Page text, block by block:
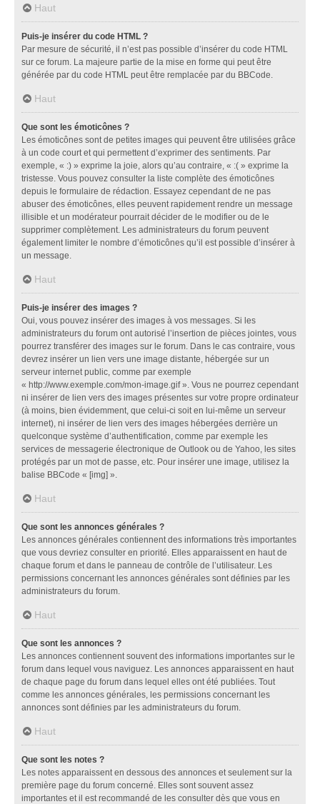
Haut
Puis-je insérer du code HTML ?
Par mesure de sécurité, il n’est pas possible d’insérer du code HTML
sur ce forum. La majeure partie de la mise en forme qui peut être
générée par du code HTML peut être remplacée par du BBCode.
Haut
Que sont les émoticônes ?
Les émoticônes sont de petites images qui peuvent être utilisées grâce
à un code court et qui permettent d’exprimer des sentiments. Par
exemple, « :) » exprime la joie, alors qu’au contraire, « :( » exprime la
tristesse. Vous pouvez consulter la liste complète des émoticônes
depuis le formulaire de rédaction. Essayez cependant de ne pas
abuser des émoticônes, elles peuvent rapidement rendre un message
illisible et un modérateur pourrait décider de le modifier ou de le
supprimer complètement. Les administrateurs du forum peuvent
également limiter le nombre d’émoticônes qu’il est possible d’insérer à
un message.
Haut
Puis-je insérer des images ?
Oui, vous pouvez insérer des images à vos messages. Si les
administrateurs du forum ont autorisé l’insertion de pièces jointes, vous
pourrez transférer des images sur le forum. Dans le cas contraire, vous
devrez insérer un lien vers une image distante, hébergée sur un
serveur internet public, comme par exemple
« http://www.exemple.com/mon-image.gif ». Vous ne pourrez cependant
ni insérer de lien vers des images présentes sur votre propre ordinateur
(à moins, bien évidemment, que celui-ci soit en lui-même un serveur
internet), ni insérer de lien vers des images hébergées derrière un
quelconque système d’authentification, comme par exemple les
services de messagerie électronique de Outlook ou de Yahoo, les sites
protégés par un mot de passe, etc. Pour insérer une image, utilisez la
balise BBCode « [img] ».
Haut
Que sont les annonces générales ?
Les annonces générales contiennent des informations très importantes
que vous devriez consulter en priorité. Elles apparaissent en haut de
chaque forum et dans le panneau de contrôle de l’utilisateur. Les
permissions concernant les annonces générales sont définies par les
administrateurs du forum.
Haut
Que sont les annonces ?
Les annonces contiennent souvent des informations importantes sur le
forum dans lequel vous naviguez. Les annonces apparaissent en haut
de chaque page du forum dans lequel elles ont été publiées. Tout
comme les annonces générales, les permissions concernant les
annonces sont définies par les administrateurs du forum.
Haut
Que sont les notes ?
Les notes apparaissent en dessous des annonces et seulement sur la
première page du forum concerné. Elles sont souvent assez
importantes et il est recommandé de les consulter dès que vous en